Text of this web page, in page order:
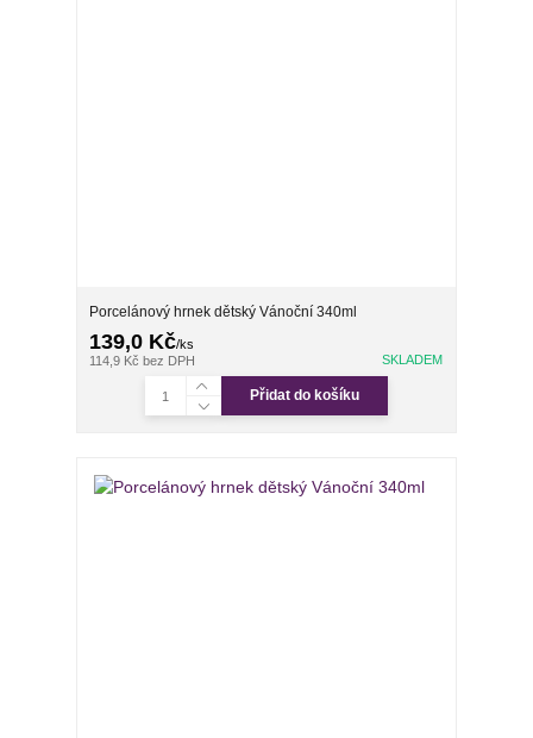
Porcelánový hrnek dětský Vánoční 340ml
139,0 Kč/ks
114,9 Kč bez DPH SKLADEM
Přidat do košíku